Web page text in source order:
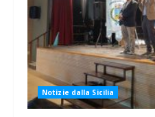
Notizie dalla Sicilia